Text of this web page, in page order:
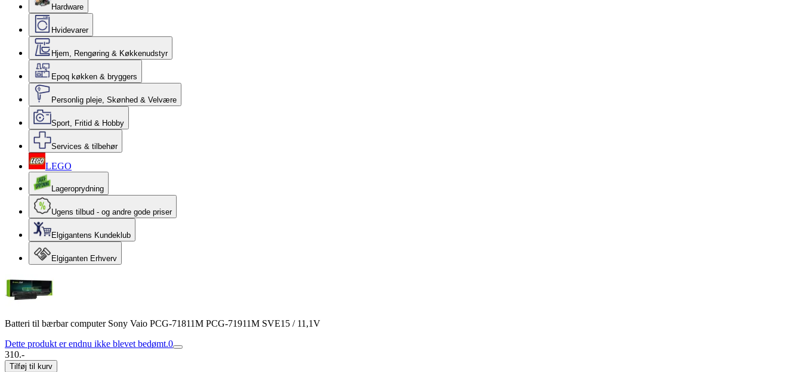
Hardware
Hvidevarer
Hjem, Rengøring & Køkkenudstyr
Epoq køkken & bryggers
Personlig pleje, Skønhed & Velvære
Sport, Fritid & Hobby
Services & tilbehør
LEGO
Lageroprydning
Ugens tilbud - og andre gode priser
Elgigantens Kundeklub
Elgiganten Erhverv
Batteri til bærbar computer Sony Vaio PCG-71811M PCG-71911M SVE15 / 11,1V
Dette produkt er endnu ikke blevet bedømt.0
310.-
Tilføj til kurv